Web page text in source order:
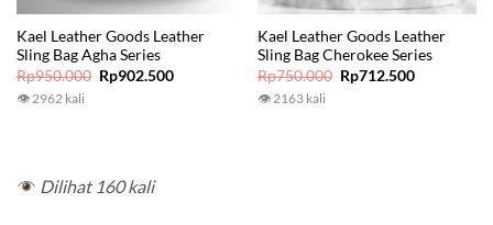
Kael Leather Goods Leather
Sling Bag Agha Series
Rp950.000 Original
price
Rp902.500Current
👁 2962 kali
Kael Leather Goods Leather
Sling Bag Cherokee Series
Rp750.000 Original
price
Rp712.500Current
👁 2163 kali
Dilihat 160 kali